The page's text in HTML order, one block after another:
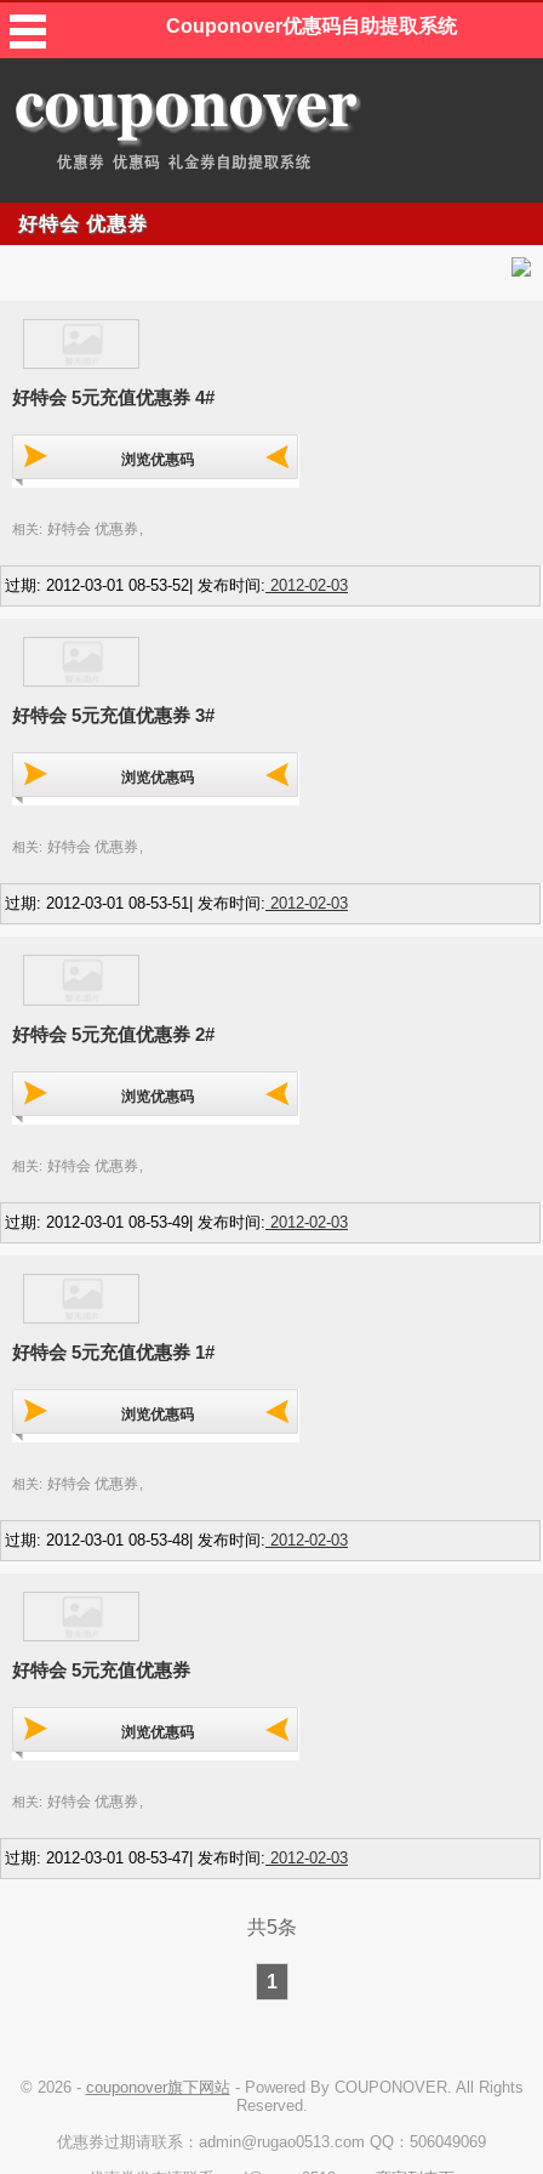
Couponover优惠码自助提取系统
好特会 优惠券
好特会 5元充值优惠券 4#
浏览优惠码
相关: 好特会 优惠券
过期: 2012-03-01 08-53-52| 发布时间: 2012-02-03
好特会 5元充值优惠券 3#
浏览优惠码
相关: 好特会 优惠券 ,
过期: 2012-03-01 08-53-51| 发布时间: 2012-02-03
好特会 5元充值优惠券 2#
浏览优惠码
相关: 好特会 优惠券
过期: 2012-03-01 08-53-49| 发布时间: 2012-02-03
好特会 5元充值优惠券 1#
浏览优惠码
相关: 好特会 优惠券
过期: 2012-03-01 08-53-48| 发布时间: 2012-02-03
好特会 5元充值优惠券
浏览优惠码
相关: 好特会 优惠券
过期: 2012-03-01 08-53-47| 发布时间: 2012-02-03
共5条
1
© 2026 - couponover旗下网站- Powered By COUPONOVER. All Rights
Reserved.
优惠券过期请联系：admin@rugao0513.com QQ：506049069